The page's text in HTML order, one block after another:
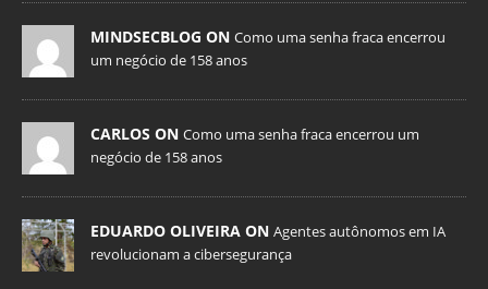
MINDSECBLOG ON Como uma senha fraca encerrou
um negócio de 158 anos
CARLOS ON Como uma senha fraca encerrou um
negócio de 158 anos
EDUARDO OLIVEIRA ON Agentes autônomos em IA
revolucionam a cibersegurança